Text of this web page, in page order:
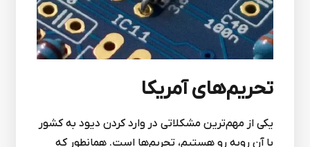
تحریم‌های آمریکا
یکی از مهم‌ترین مشکلاتی در وارد کردن دیود به کشور
با آن روبه رو هستیم، تحریم‌ها است. همانطور که